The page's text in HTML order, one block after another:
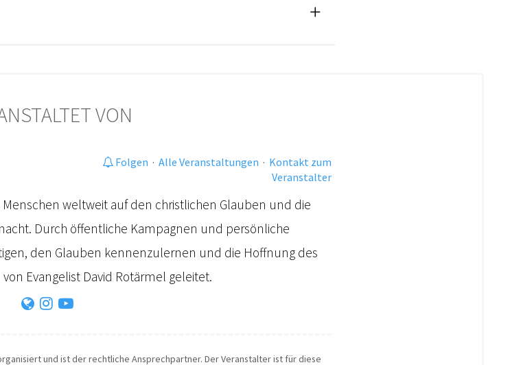
VON
Folgen · Alle Veranstaltungen · Kontakt zum
Veranstalter
Menschen weltweit auf den christlichen Glauben und die
Durch öffentliche Kampagnen und persönliche
den Glauben kennenzulernen und die Hoffnung des
Evangelist David Rotärmel geleitet.
und ist der rechtliche Ansprechpartner. Der Veranstalter ist für diese